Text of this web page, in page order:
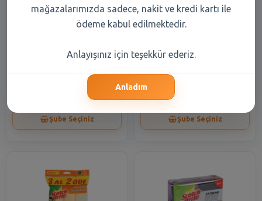
Ekonomik Temizlik Eldiveni
No: 7 Orta
199,70 TL
Şube Seçiniz
S.Brite Mutfak Bezi 5 Li
110,90 TL
Şube Seçiniz
mağazalarımızda sadece, nakit ve kredi kartı ile
ödeme kabul edilmektedir.
Anlayışınız için teşekkür ederiz.
Anladım